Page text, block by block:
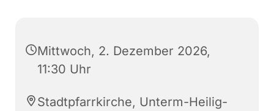
Mittwoch, 2. Dezember 2026,
11:30 Uhr
Stadtpfarrkirche, Unterm-Heilig-